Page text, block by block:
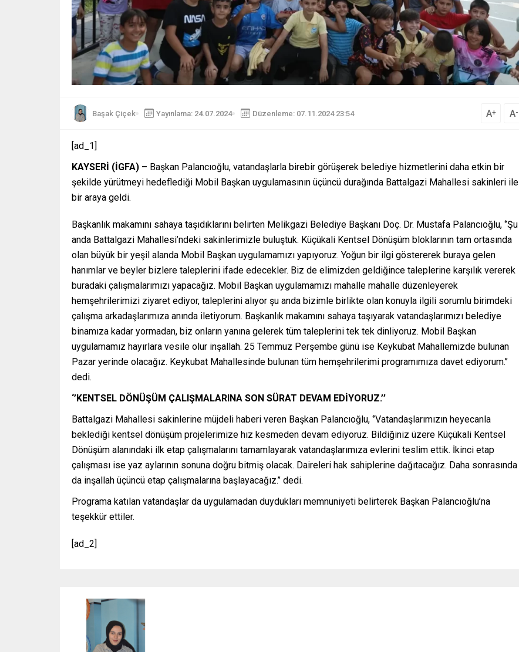
Başak Çiçek Yayınlama: 24.07.2024 Düzenleme: 07.11.2024 23:54 A+ A-
[ad_1]
KAYSERİ (İGFA) – Başkan Palancıoğlu, vatandaşlarla birebir görüşerek belediye hizmetlerini daha etkin bir
şekilde yürütmeyi hedeflediği Mobil Başkan uygulamasının üçüncü durağında Battalgazi Mahallesi sakinleri ile
bir araya geldi.
Başkanlık makamını sahaya taşıdıklarını belirten Melikgazi Belediye Başkanı Doç. Dr. Mustafa Palancıoğlu, ‘’Şu
anda Battalgazi Mahallesi’ndeki sakinlerimizle buluştuk. Küçükali Kentsel Dönüşüm bloklarının tam ortasında
olan büyük bir yeşil alanda Mobil Başkan uygulamamızı yapıyoruz. Yoğun bir ilgi göstererek buraya gelen
hanımlar ve beyler bizlere taleplerini ifade edecekler. Biz de elimizden geldiğince taleplerine karşılık vererek
buradaki çalışmalarımızı yapacağız. Mobil Başkan uygulamamızı mahalle mahalle düzenleyerek
hemşehrilerimizi ziyaret ediyor, taleplerini alıyor şu anda bizimle birlikte olan konuyla ilgili sorumlu birimdeki
çalışma arkadaşlarımıza anında iletiyorum. Başkanlık makamını sahaya taşıyarak vatandaşlarımızı belediye
binamıza kadar yormadan, biz onların yanına gelerek tüm taleplerini tek tek dinliyoruz. Mobil Başkan
uygulamamız hayırlara vesile olur inşallah. 25 Temmuz Perşembe günü ise Keykubat Mahallemizde bulunan
Pazar yerinde olacağız. Keykubat Mahallesinde bulunan tüm hemşehrilerimi programımıza davet ediyorum.’’
dedi.
‘’KENTSEL DÖNÜŞÜM ÇALIŞMALARINA SON SÜRAT DEVAM EDİYORUZ.’’
Battalgazi Mahallesi sakinlerine müjdeli haberi veren Başkan Palancıoğlu, ‘’Vatandaşlarımızın heyecanla
beklediği kentsel dönüşüm projelerimize hız kesmeden devam ediyoruz. Bildiğiniz üzere Küçükali Kentsel
Dönüşüm alanındaki ilk etap çalışmalarını tamamlayarak vatandaşlarımıza evlerini teslim ettik. İkinci etap
çalışması ise yaz aylarının sonuna doğru bitmiş olacak. Daireleri hak sahiplerine dağıtacağız. Daha sonrasında
da inşallah üçüncü etap çalışmalarına başlayacağız.’’ dedi.
Programa katılan vatandaşlar da uygulamadan duydukları memnuniyeti belirterek Başkan Palancıoğlu’na
teşekkür ettiler.
[ad_2]